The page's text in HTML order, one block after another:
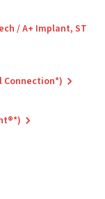
/ A+ Implant, ST
Connection*)